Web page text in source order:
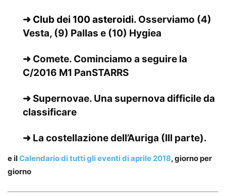
➜ Club dei 100 asteroidi. Osserviamo (4)
Vesta, (9) Pallas e (10) Hygiea
➜ Comete. Cominciamo a seguire la
C/2016 M1 PanSTARRS
➜ Supernovae. Una supernova difficile da
classificare
➜ La costellazione dell’Auriga (III parte).
e ilCalendario di tutti gli eventi di aprile 2018, giorno per
giorno